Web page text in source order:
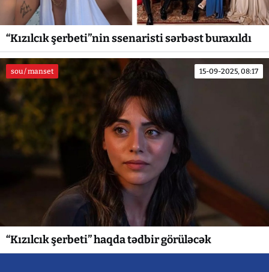
“Kızılcık şerbeti”nin ssenaristi sərbəst buraxıldı
sou / manset 15-09-2025, 08:17
“Kızılcık şerbeti” haqda tədbir görüləcək